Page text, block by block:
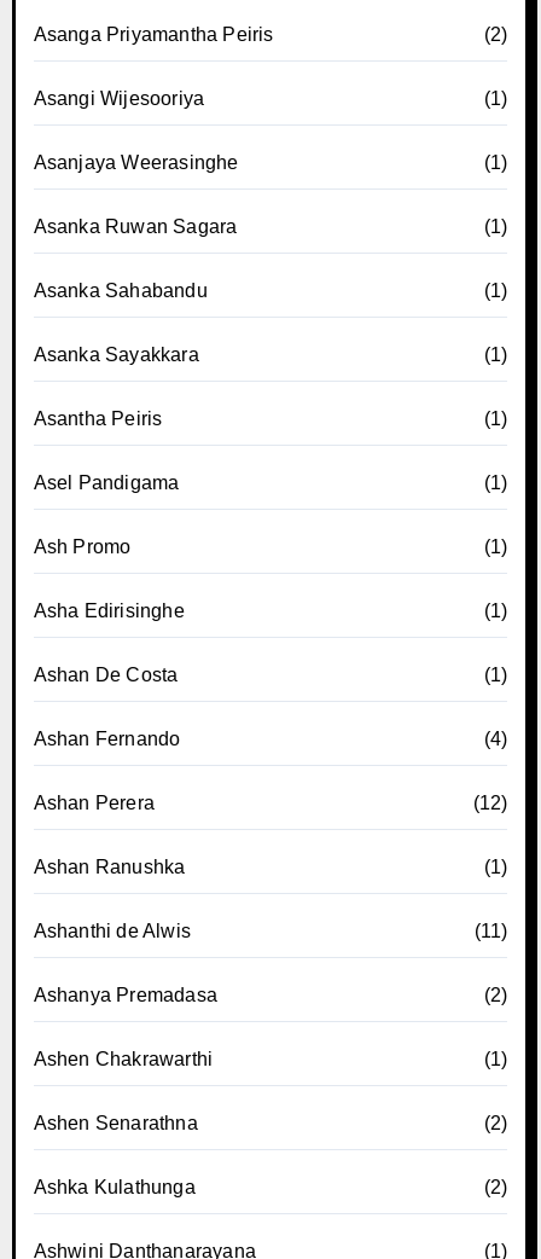
Asanga Priyamantha Peiris (2)
Asangi Wijesooriya (1)
Asanjaya Weerasinghe (1)
Asanka Ruwan Sagara (1)
Asanka Sahabandu (1)
Asanka Sayakkara (1)
Asantha Peiris (1)
Asel Pandigama (1)
Ash Promo (1)
Asha Edirisinghe (1)
Ashan De Costa (1)
Ashan Fernando (4)
Ashan Perera (12)
Ashan Ranushka (1)
Ashanthi de Alwis (11)
Ashanya Premadasa (2)
Ashen Chakrawarthi (1)
Ashen Senarathna (2)
Ashka Kulathunga (2)
Ashwini Danthanarayana (1)